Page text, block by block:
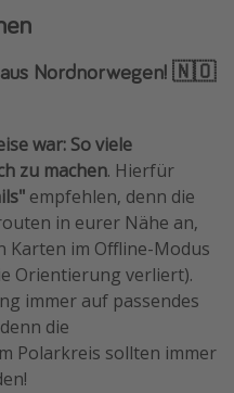
aus Nordnorwegen! 🇳🇴
war: So viele
zu machen. Hierfür
empfehlen, denn die
in eurer Nähe an,
Karten im Offline-Modus
Orientierung verliert).
immer auf passendes
die
Polarkreis sollten immer